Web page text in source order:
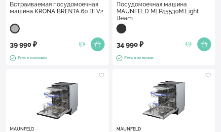
Встраиваемая посудомоечная
машина KRONA BRENTA 60 BI V2
39 990 ₽
Есть в наличии
Посудомоечная машина
MAUNFELD MLP45530M Light
Beam
34 990 ₽
Есть в наличии
MAUNFELD MAUNFELD